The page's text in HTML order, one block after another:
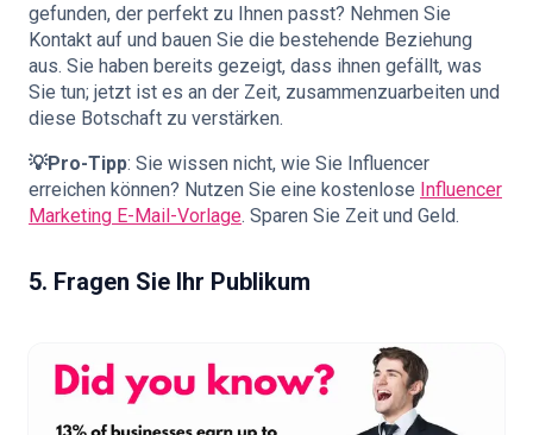
gefunden, der perfekt zu Ihnen passt? Nehmen Sie
Kontakt auf und bauen Sie die bestehende Beziehung
aus. Sie haben bereits gezeigt, dass ihnen gefällt, was
Sie tun; jetzt ist es an der Zeit, zusammenzuarbeiten und
diese Botschaft zu verstärken.
💡Pro-Tipp: Sie wissen nicht, wie Sie Influencer
erreichen können? Nutzen Sie eine kostenlose Influencer
Marketing E-Mail-Vorlage. Sparen Sie Zeit und Geld.
5. Fragen Sie Ihr Publikum